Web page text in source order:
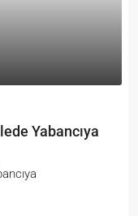
Yabancıya